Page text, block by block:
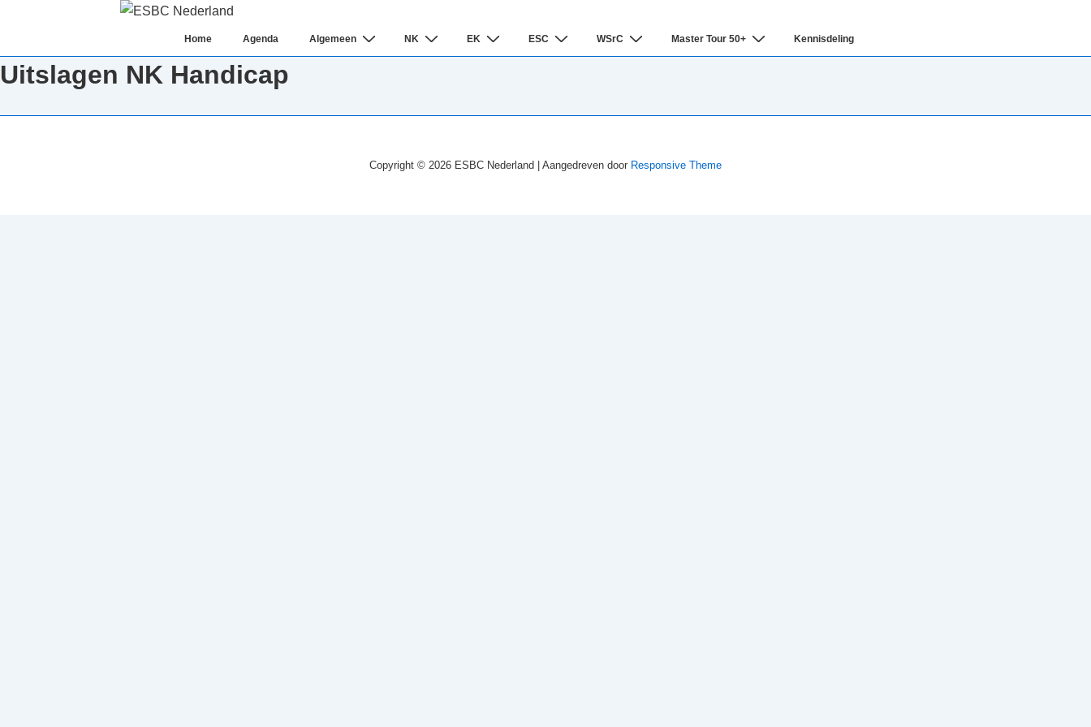
naar
hoofdinhoud
Hoofd
navigatie
Home Agenda Algemeen NK EK ESC WSrC Master Tour 50+ Kennisdeling
Uitslagen NK Handicap
Copyright © 2026 ESBC Nederland | Aangedreven door Responsive Theme